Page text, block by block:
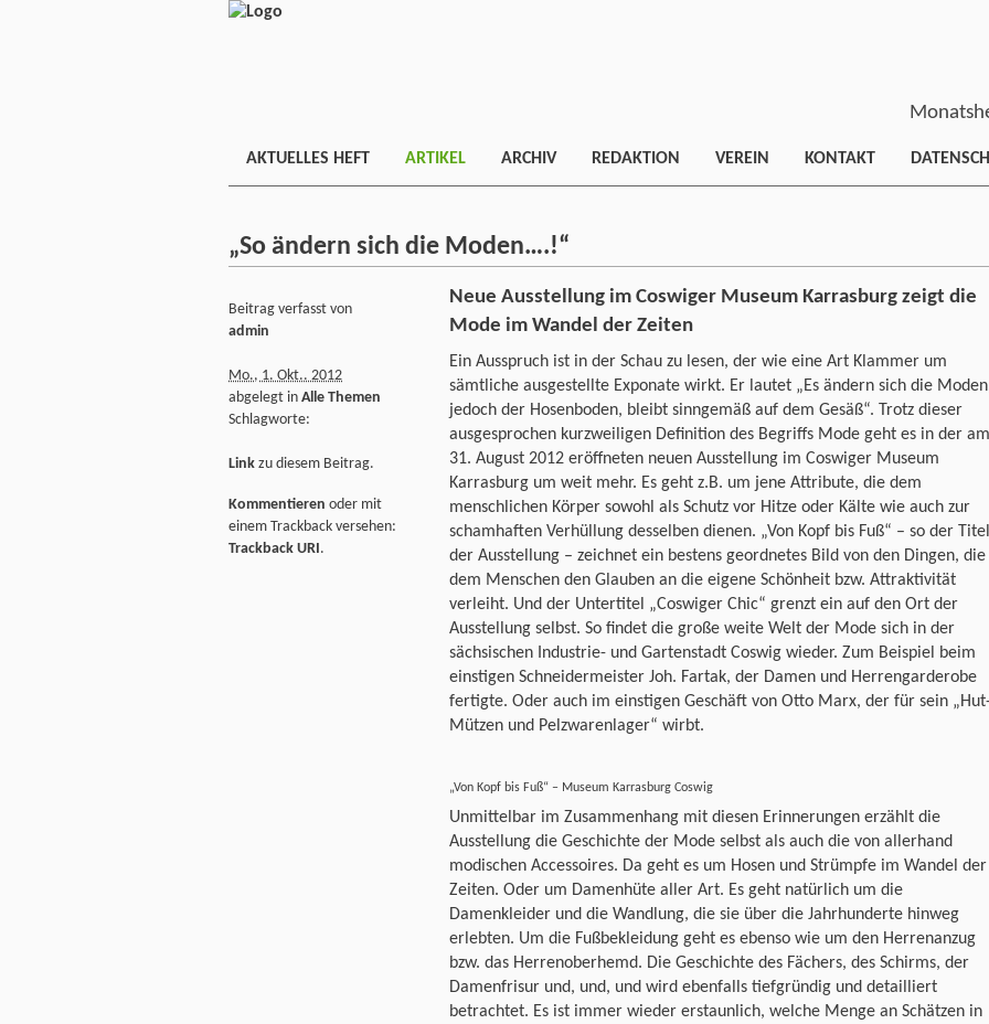
AKTUELLES HEFT ARTIKEL ARCHIV REDAKTION VEREIN KONTAKT
„So ändern sich die Moden….!“
Neue Ausstellung im Coswiger Museum Karrasburg zeigt die
Mode im Wandel der Zeiten
Ein Ausspruch ist in der Schau zu lesen, der wie eine Art Klammer um
sämtliche ausgestellte Exponate wirkt. Er lautet „Es ändern sich die
jedoch der Hosenboden, bleibt sinngemäß auf dem Gesäß“. Trotz dieser
ausgesprochen kurzweiligen Definition des Begriffs Mode geht es in der am
31. August 2012 eröffneten neuen Ausstellung im Coswiger Museum
Karrasburg um weit mehr. Es geht z.B. um jene Attribute, die dem
menschlichen Körper sowohl als Schutz vor Hitze oder Kälte wie auch zur
schamhaften Verhüllung desselben dienen. „Von Kopf bis Fuß“ – so der Titel
der Ausstellung – zeichnet ein bestens geordnetes Bild von den Dingen, die
dem Menschen den Glauben an die eigene Schönheit bzw. Attraktivität
verleiht. Und der Untertitel „Coswiger Chic“ grenzt ein auf den Ort der
Ausstellung selbst. So findet die große weite Welt der Mode sich in der
sächsischen Industrie- und Gartenstadt Coswig wieder. Zum Beispiel beim
einstigen Schneidermeister Joh. Fartak, der Damen und Herrengarderobe
fertigte. Oder auch im einstigen Geschäft von Otto Marx, der für sein
Mützen und Pelzwarenlager“ wirbt.
„Von Kopf bis Fuß“ – Museum Karrasburg Coswig
Unmittelbar im Zusammenhang mit diesen Erinnerungen erzählt die
Ausstellung die Geschichte der Mode selbst als auch die von allerhand
modischen Accessoires. Da geht es um Hosen und Strümpfe im Wandel der
Zeiten. Oder um Damenhüte aller Art. Es geht natürlich um die
Damenkleider und die Wandlung, die sie über die Jahrhunderte hinweg
erlebten. Um die Fußbekleidung geht es ebenso wie um den Herrenanzug
bzw. das Herrenoberhemd. Die Geschichte des Fächers, des Schirms, der
Damenfrisur und, und, und wird ebenfalls tiefgründig und detailliert
betrachtet. Es ist immer wieder erstaunlich, welche Menge an Schätzen in
Beitrag verfasst von
admin
Mo., 1. Okt.. 2012
abgelegt in Alle Themen
Schlagworte:
Link zu diesem Beitrag.
Kommentieren oder mit
einem Trackback versehen:
Trackback URI.